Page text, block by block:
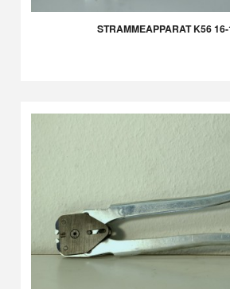
STRAMMEAPPARAT K56